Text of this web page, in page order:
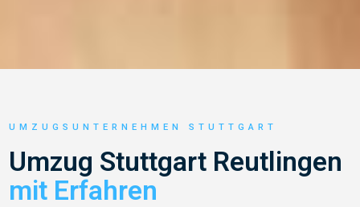
UMZUGSUNTERNEHMEN STUTTGART
Umzug Stuttgart Reutlingen
mit Erfahren